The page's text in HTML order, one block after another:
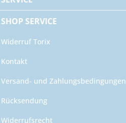
SHOP SERVICE
Widerruf Torix
Kontakt
Versand- und Zahlungsbedingungen
Rücksendung
Widerrufsrecht